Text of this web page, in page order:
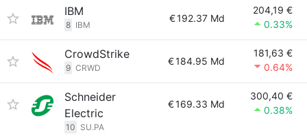
IBM
8 IBM
€192.37 Md
204,19 €
0.33%
CrowdStrike
9 CRWD
€184.95 Md
181,63 €
0.64%
Schneider
Electric
10 SU.PA
€169.33 Md
300,40 €
0.38%